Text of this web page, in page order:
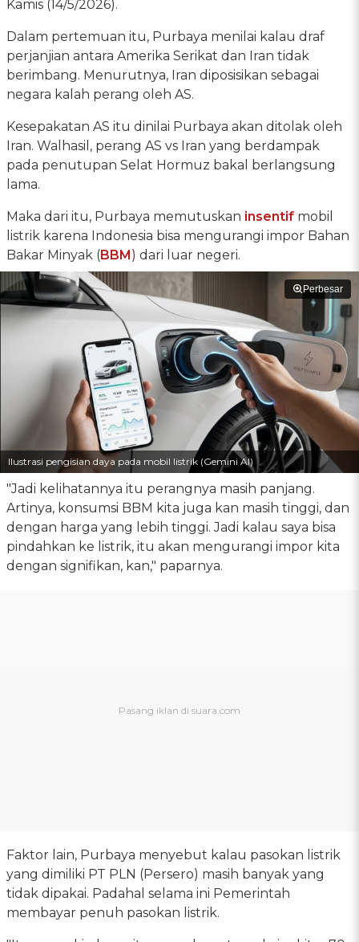
Kamis (14/5/2026).
Dalam pertemuan itu, Purbaya menilai kalau draf
perjanjian antara Amerika Serikat dan Iran tidak
berimbang. Menurutnya, Iran diposisikan sebagai
negara kalah perang oleh AS.
Kesepakatan AS itu dinilai Purbaya akan ditolak oleh
Iran. Walhasil, perang AS vs Iran yang berdampak
pada penutupan Selat Hormuz bakal berlangsung
lama.
Maka dari itu, Purbaya memutuskan insentif mobil
listrik karena Indonesia bisa mengurangi impor Bahan
Bakar Minyak (BBM) dari luar negeri.
Perbesar
Ilustrasi pengisian daya pada mobil listrik (Gemini AI)
"Jadi kelihatannya itu perangnya masih panjang.
Artinya, konsumsi BBM kita juga kan masih tinggi, dan
dengan harga yang lebih tinggi. Jadi kalau saya bisa
pindahkan ke listrik, itu akan mengurangi impor kita
dengan signifikan, kan," paparnya.
Faktor lain, Purbaya menyebut kalau pasokan listrik
yang dimiliki PT PLN (Persero) masih banyak yang
tidak dipakai. Padahal selama ini Pemerintah
membayar penuh pasokan listrik.